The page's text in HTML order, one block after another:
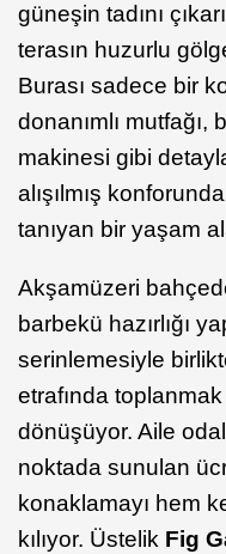
güneşin tadını
terasın huzurlu
Burası sadece bir
donanımlı mutfağı,
makinesi gibi
alışılmış
tanıyan bir yaşam
Akşamüzeri
barbekü hazırlığı
serinlemesiyle
etrafında
dönüşüyor. Aile
noktada sunulan
konaklamayı hem
kılıyor. Üstelik Fig